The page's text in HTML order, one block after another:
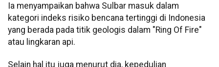
Ia menyampaikan bahwa Sulbar masuk dalam
kategori indeks risiko bencana tertinggi di Indonesia
yang berada pada titik geologis dalam "Ring Of Fire"
atau lingkaran api.
Selain hal itu juga menurut dia, kepedulian